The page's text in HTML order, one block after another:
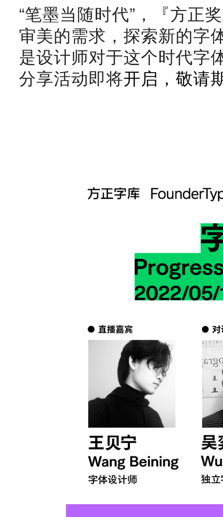
“笔墨当随时代”，『方正
审美的需求，探索新的字
是设计师对于这个时代字
分享活动即将开启，敬请